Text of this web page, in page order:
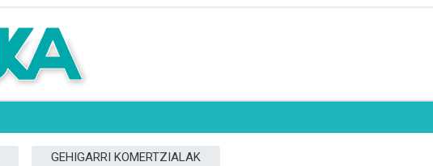
GEHIGARRI KOMERTZIALAK